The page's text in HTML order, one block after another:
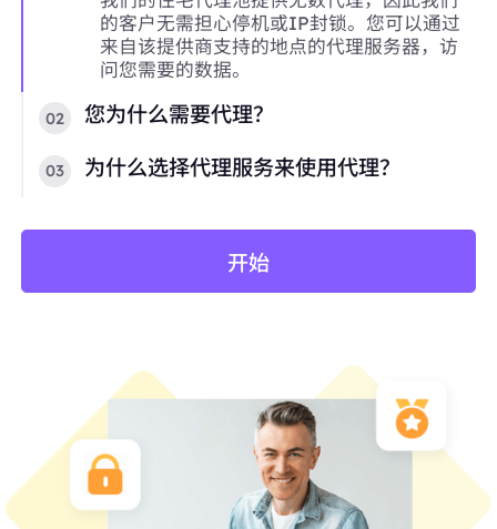
的客户无需担心停机或IP封锁。您可以通过
来自该提供商支持的地点的代理服务器，访
问您需要的数据。
02 您为什么需要代理？
03 为什么选择代理服务来使用代理？
开始